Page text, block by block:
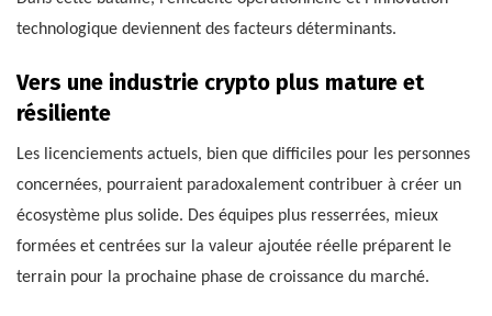
technologique deviennent des facteurs déterminants.
Vers une industrie crypto plus mature et
résiliente
Les licenciements actuels, bien que difficiles pour les personnes
concernées, pourraient paradoxalement contribuer à créer un
écosystème plus solide. Des équipes plus resserrées, mieux
formées et centrées sur la valeur ajoutée réelle préparent le
terrain pour la prochaine phase de croissance du marché.